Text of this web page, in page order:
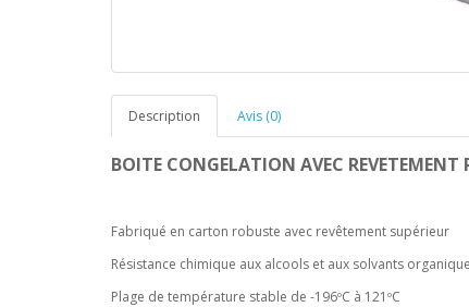
Description Avis (0)
BOITE CONGELATION AVEC REVETEMENT
Fabriqué en carton robuste avec revêtement supérieur
Résistance chimique aux alcools et aux solvants
Plage de température stable de -196ºC à 121ºC